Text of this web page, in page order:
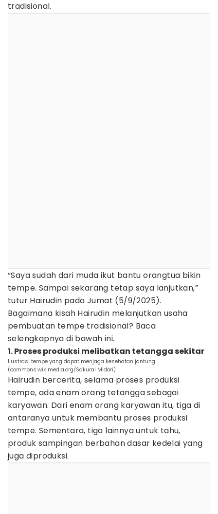
tradisional.
“Saya sudah dari muda ikut bantu orangtua bikin
tempe. Sampai sekarang tetap saya lanjutkan,”
tutur Hairudin pada Jumat (5/9/2025).
Bagaimana kisah Hairudin melanjutkan usaha
pembuatan tempe tradisional? Baca
selengkapnya di bawah ini.
1. Proses produksi melibatkan tetangga sekitar
Ilustrasi tempe yang dapat menjaga kesehatan jantung
(commons.wikimedia.org/Sakurai Midori)
Hairudin bercerita, selama proses produksi
tempe, ada enam orang tetangga sebagai
karyawan. Dari enam orang karyawan itu, tiga di
antaranya untuk membantu proses produksi
tempe. Sementara, tiga lainnya untuk tahu,
produk sampingan berbahan dasar kedelai yang
juga diproduksi.